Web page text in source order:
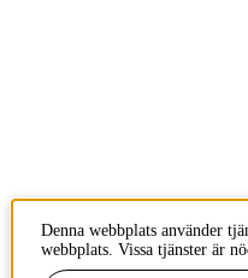
Denna webbplats använder
webbplats. Vissa tjänster är